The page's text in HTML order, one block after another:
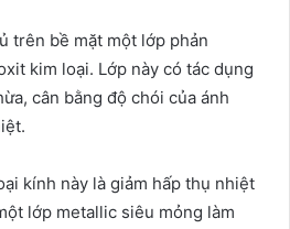
trên bề mặt một lớp phản
kim loại. Lớp này có tác dụng
cân bằng độ chói của ánh
kính này là giảm hấp thụ nhiệt
lớp metallic siêu mỏng làm